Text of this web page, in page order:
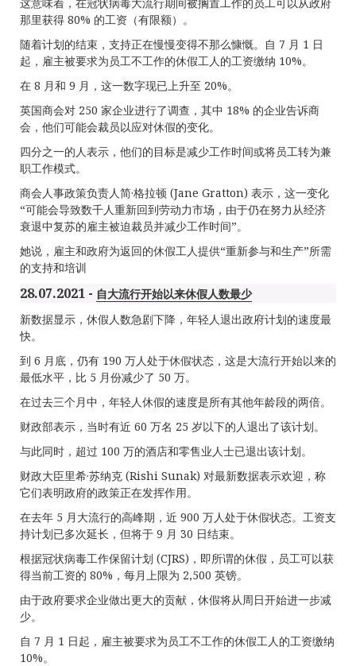
那里获得 80% 的工资（有限额）。
随着计划的结束，支持正在慢慢变得不那么慷慨。自 7 月 1 日
起，雇主被要求为员工不工作的休假工人的工资缴纳 10%。
在 8 月和 9 月，这一数字现已上升至 20%。
英国商会对 250 家企业进行了调查，其中 18% 的企业告诉商
会，他们可能会裁员以应对休假的变化。
四分之一的人表示，他们的目标是减少工作时间或将员工转为兼
职工作模式。
商会人事政策负责人简·格拉顿 (Jane Gratton) 表示，这一变化
“可能会导致数千人重新回到劳动力市场，由于仍在努力从经济
衰退中复苏的雇主被迫裁员并减少工作时间”。
她说，雇主和政府为返回的休假工人提供“重新参与和生产”所需
的支持和培训
28.07.2021 - 自大流行开始以来休假人数最少
新数据显示，休假人数急剧下降，年轻人退出政府计划的速度最
快。
到 6 月底，仍有 190 万人处于休假状态，这是大流行开始以来的
最低水平，比 5 月份减少了 50 万。
在过去三个月中，年轻人休假的速度是所有其他年龄段的两倍。
财政部表示，当时有近 60 万名 25 岁以下的人退出了该计划。
与此同时，超过 100 万的酒店和零售业人士已退出该计划。
财政大臣里希·苏纳克 (Rishi Sunak) 对最新数据表示欢迎，称
它们表明政府的政策正在发挥作用。
在去年 5 月大流行的高峰期，近 900 万人处于休假状态。工资支
持计划已多次延长，但将于 9 月 30 日结束。
根据冠状病毒工作保留计划 (CJRS)，即所谓的休假，员工可以获
得当前工资的 80%，每月上限为 2,500 英镑。
由于政府要求企业做出更大的贡献，休假将从周日开始进一步减
少。
自 7 月 1 日起，雇主被要求为员工不工作的休假工人的工资缴纳
10%。